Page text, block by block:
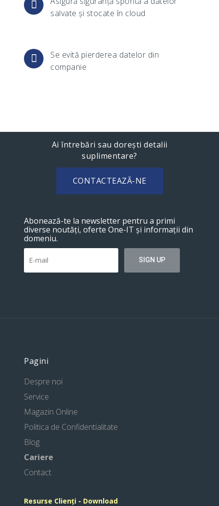
salvate și stocate în cloud
Se evită pierderea datelor din
companie
Ai întrebări sau dorești detalii
suplimentare?
CONTACTEAZĂ-NE
Abonează-te la newsletter pentru a primi
diverse noutăți, oferte One-IT și informații din
domeniu.
Pagini
Despre noi
Service
Magazin Online
Politica de Confidentialitate
Blog
Cariere
Contact
Resurse Clienți - Download